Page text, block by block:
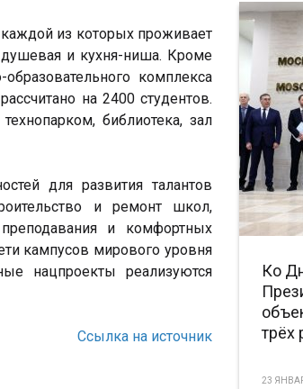
из которых проживает
и кухня-ниша. Кроме
комплекса
на 2400 студентов.
библиотека, зал
для развития талантов
и ремонт школ,
и комфортных
кампусов мирового уровня
нацпроекты реализуются
Ссылка на источник
Ко
трёх
23